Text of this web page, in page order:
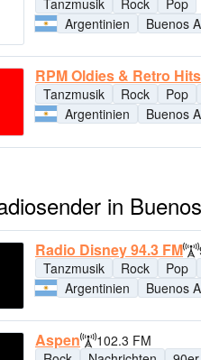
Tanzmusik Rock
Pop
Argentinien
Buenos
RPM Oldies & Retro Hits
Tanzmusik Rock Pop
Argentinien
Buenos
in
Radio Disney 94.3 FM
Tanzmusik
Rock Pop
Argentinien
Buenos
Aspen
102.3 FM